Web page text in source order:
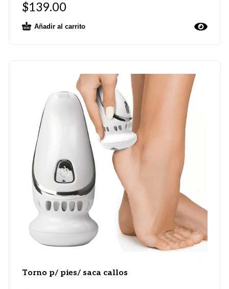
$139.00
Añadir al carrito
Torno p/ pies/ saca callos